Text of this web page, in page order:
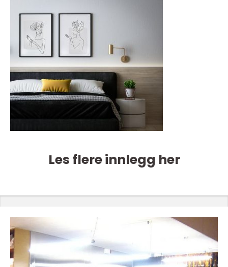
Les flere innlegg her